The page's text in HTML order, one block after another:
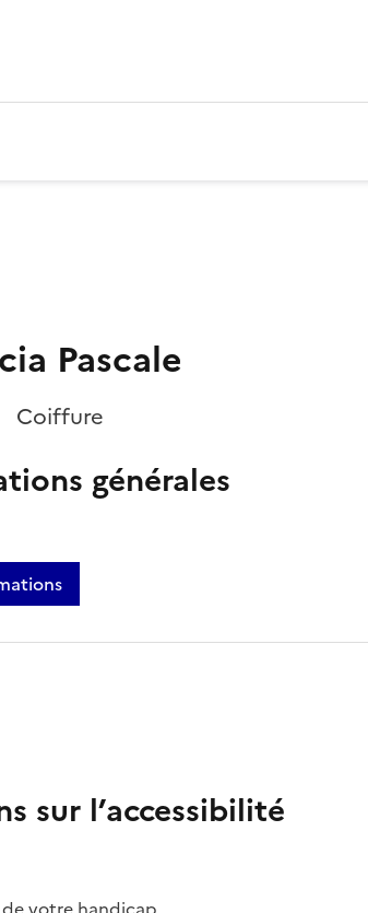
Pascale
Coiffure
générales
sur l’accessibilité